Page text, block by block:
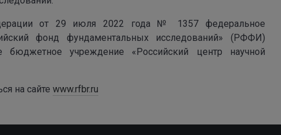
от 29 июля 2022 года № 1357 федеральное
фонд фундаментальных исследований» (РФФИ)
бюджетное учреждение «Российский центр научной
на сайте www.rfbr.ru